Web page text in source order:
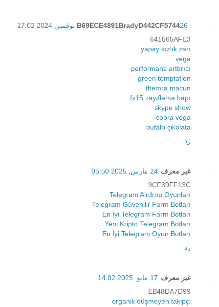
B69ECE4891BradyD442CF574426 نوفمبر, 2024 17:02
641565AFE3
yapay kızlık zarı
vega
performans arttırıcı
green temptation
themra macun
fx15 zayıflama hapı
skype show
cobra vega
bufalo çikolata
رد
غير معرف 24 مارس, 2025 05:50
9CF39FF13C
Telegram Airdrop Oyunları
Telegram Güvenilir Farm Botları
En İyi Telegram Farm Botları
Yeni Kripto Telegram Botları
En İyi Telegram Oyun Botları
رد
غير معرف 17 مايو, 2025 14:02
EB48DA7D99
organik düşmeyen takipçi